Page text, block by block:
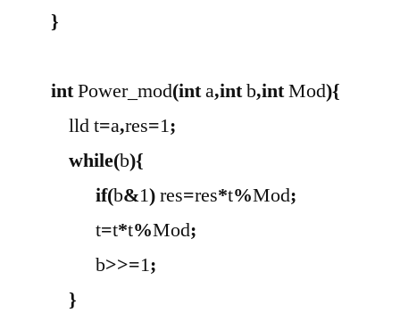
}
intPower_mod(inta,intb,intMod){
lld t=a,res=1;
while(b){
if(b&1)res=res*t%Mod;
t=t*t%Mod;
b>>=1;
}